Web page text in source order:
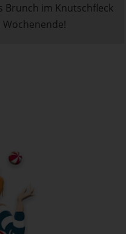
Brunch im Knutschfleck